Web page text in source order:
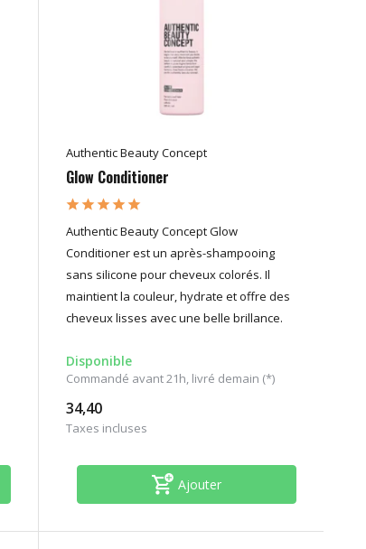
Authentic Beauty Concept
Glow Conditioner
Authentic Beauty Concept Glow
Conditioner est un après-shampooing
sans silicone pour cheveux colorés. Il
maintient la couleur, hydrate et offre des
cheveux lisses avec une belle brillance.
Disponible
Commandé avant 21h, livré demain (*)
34,40
Taxes incluses
Ajouter